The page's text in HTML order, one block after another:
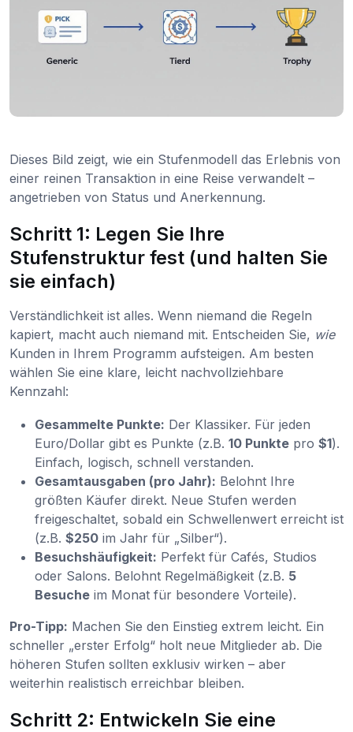
Dieses Bild zeigt, wie ein Stufenmodell das Erlebnis von
einer reinen Transaktion in eine Reise verwandelt –
angetrieben von Status und Anerkennung.
Schritt 1: Legen Sie Ihre
Stufenstruktur fest (und halten Sie
sie einfach)
Verständlichkeit ist alles. Wenn niemand die Regeln
kapiert, macht auch niemand mit. Entscheiden Sie, wie
Kunden in Ihrem Programm aufsteigen. Am besten
wählen Sie eine klare, leicht nachvollziehbare
Kennzahl:
Gesammelte Punkte: Der Klassiker. Für jeden
Euro/Dollar gibt es Punkte (z.B. 10 Punkte pro $1).
Einfach, logisch, schnell verstanden.
Gesamtausgaben (pro Jahr): Belohnt Ihre
größten Käufer direkt. Neue Stufen werden
freigeschaltet, sobald ein Schwellenwert erreicht ist
(z.B. $250 im Jahr für „Silber“).
Besuchshäufigkeit: Perfekt für Cafés, Studios
oder Salons. Belohnt Regelmäßigkeit (z.B. 5
Besuche im Monat für besondere Vorteile).
Pro-Tipp: Machen Sie den Einstieg extrem leicht. Ein
schneller „erster Erfolg“ holt neue Mitglieder ab. Die
höheren Stufen sollten exklusiv wirken – aber
weiterhin realistisch erreichbar bleiben.
Schritt 2: Entwickeln Sie eine